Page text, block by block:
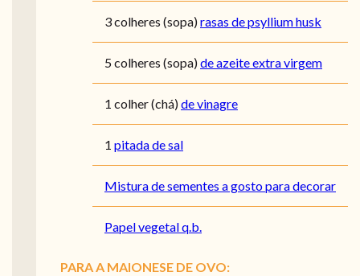
3colheres (sopa)rasas de psyllium husk
5colheres (sopa)de azeite extra virgem
1 colher (chá)de vinagre
1 pitada de sal
Mistura de sementes a gosto para decorar
Papel vegetal q.b.
PARA A MAIONESE DE OVO: